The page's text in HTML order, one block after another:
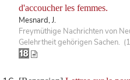
d'accoucher les femmes.
Mesnard, J.
Freymüthige Nachrichten von
Gelehrtheit gehörigen Sachen.